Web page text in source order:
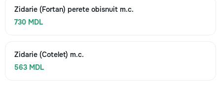
Zidarie (Fortan) perete obisnuit m.c.
730 MDL
Zidarie (Cotelet) m.c.
563 MDL